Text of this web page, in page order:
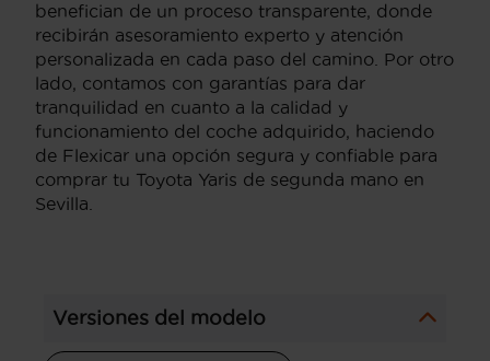
benefician de un proceso transparente, donde
recibirán asesoramiento experto y atención
personalizada en cada paso del camino. Por otro
lado, contamos con garantías para dar
tranquilidad en cuanto a la calidad y
funcionamiento del coche adquirido, haciendo
de Flexicar una opción segura y confiable para
comprar tu Toyota Yaris de segunda mano en
Sevilla.
Versiones del modelo